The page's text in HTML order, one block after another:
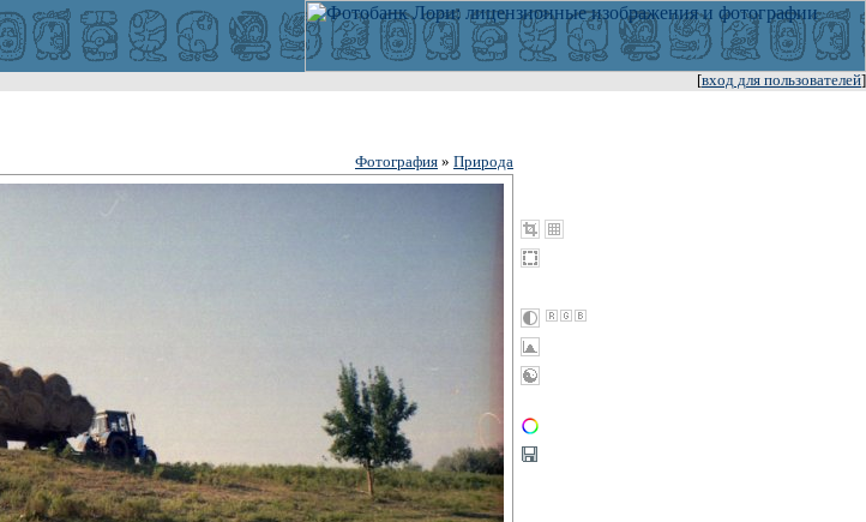
[вход для пользователей]
Фотография » Природа